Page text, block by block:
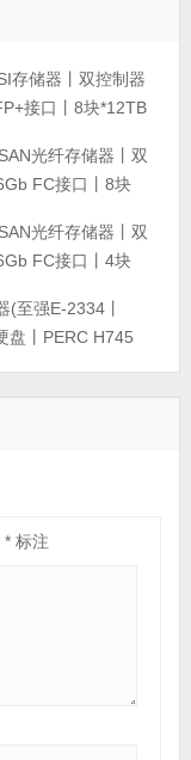
存储器丨双控制器
接口丨8块*12TB
光纤存储器丨双
FC接口丨8块
光纤存储器丨双
FC接口丨4块
至强E-2334丨
盘丨PERC H745
*标注